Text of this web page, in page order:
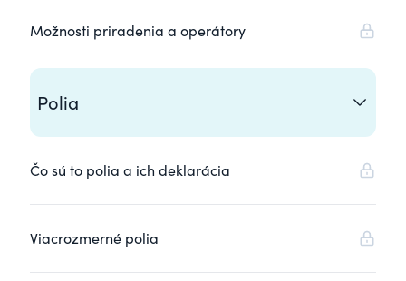
Možnosti priradenia a operátory
Polia
Čo sú to polia a ich deklarácia
Viacrozmerné polia